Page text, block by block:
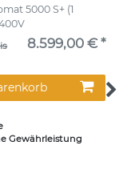
5000 S+ (1
8.599,00 € *
Gewährleistung